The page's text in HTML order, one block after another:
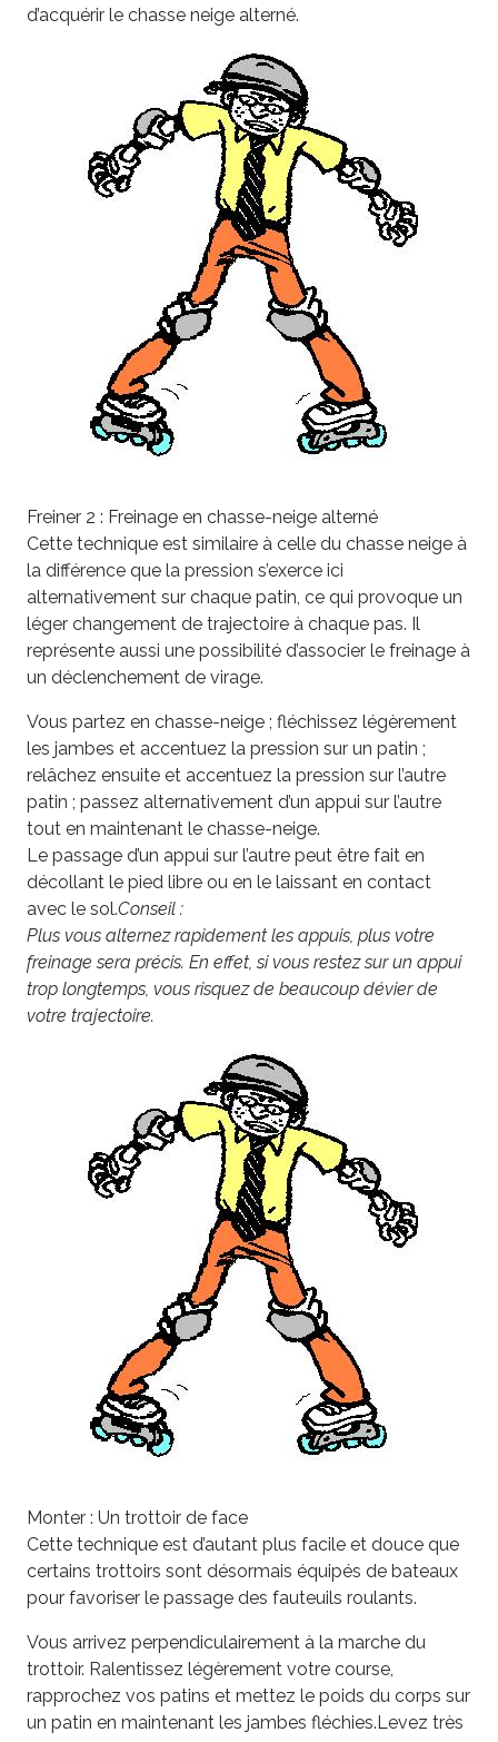
d’acquérir le chasse neige alterné.
Freiner 2 : Freinage en chasse-neige alterné
Cette technique est similaire à celle du chasse neige à
la différence que la pression s’exerce ici
alternativement sur chaque patin, ce qui provoque un
léger changement de trajectoire à chaque pas. Il
représente aussi une possibilité d’associer le freinage à
un déclenchement de virage.
Vous partez en chasse-neige ; fléchissez légèrement
les jambes et accentuez la pression sur un patin ;
relâchez ensuite et accentuez la pression sur l’autre
patin ; passez alternativement d’un appui sur l’autre
tout en maintenant le chasse-neige.
Le passage d’un appui sur l’autre peut être fait en
décollant le pied libre ou en le laissant en contact
avec le sol.Conseil :
Plus vous alternez rapidement les appuis, plus votre
freinage sera précis. En effet, si vous restez sur un appui
trop longtemps, vous risquez de beaucoup dévier de
votre trajectoire.
Monter : Un trottoir de face
Cette technique est d’autant plus facile et douce que
certains trottoirs sont désormais équipés de bateaux
pour favoriser le passage des fauteuils roulants.
Vous arrivez perpendiculairement à la marche du
trottoir. Ralentissez légèrement votre course,
rapprochez vos patins et mettez le poids du corps sur
un patin en maintenant les jambes fléchies.Levez très